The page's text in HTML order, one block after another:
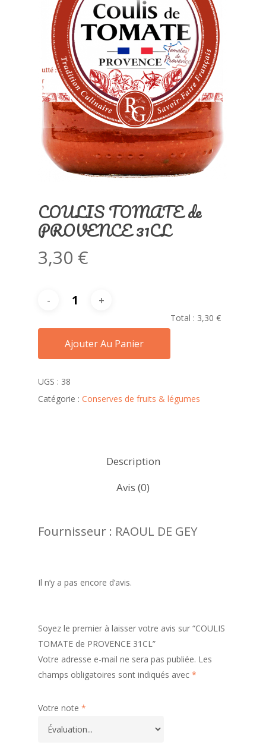
COULIS TOMATE de
PROVENCE 31CL
3,30 €
Ajouter Au Panier
Total : 3,30 €
UGS : 38
Catégorie : Conserves de fruits & légumes
Description
Avis (0)
Fournisseur : RAOUL DE GEY
Il n’y a pas encore d’avis.
Soyez le premier à laisser votre avis sur “COULIS
TOMATE de PROVENCE 31CL”
Votre adresse e-mail ne sera pas publiée. Les
champs obligatoires sont indiqués avec *
Votre note *